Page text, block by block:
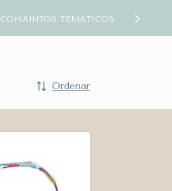
CONJUNTOS TEMÁTICOS KIT
Ordenar